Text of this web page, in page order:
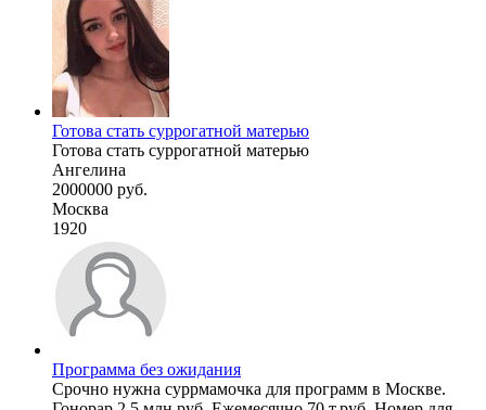
Готова стать суррогатной матерью
Готова стать суррогатной матерью
Ангелина
2000000 руб.
Москва
1920
Программа без ожидания
Срочно нужна суррмамочка для программ в Москве.